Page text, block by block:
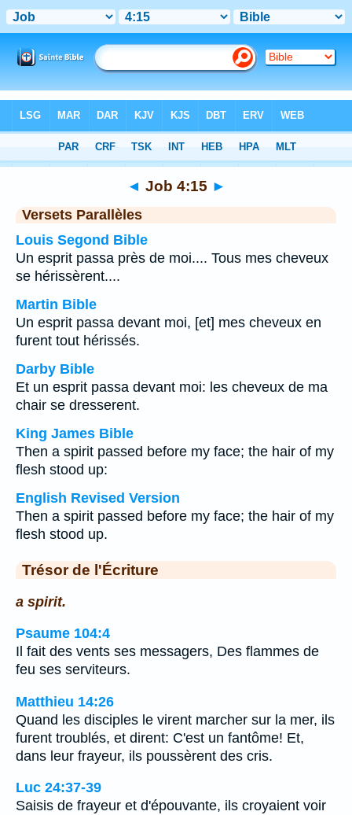
Chapitre 4 > Verset 15
◄ Job 4:15 ►
Versets Parallèles
Louis Segond Bible
Un esprit passa près de moi.... Tous mes cheveux
se hérissèrent....
Martin Bible
Un esprit passa devant moi, [et] mes cheveux en
furent tout hérissés.
Darby Bible
Et un esprit passa devant moi: les cheveux de ma
chair se dresserent.
King James Bible
Then a spirit passed before my face; the hair of my
flesh stood up:
English Revised Version
Then a spirit passed before my face; the hair of my
flesh stood up.
Trésor de l'Écriture
a spirit.
Psaume 104:4
Il fait des vents ses messagers, Des flammes de
feu ses serviteurs.
Matthieu 14:26
Quand les disciples le virent marcher sur la mer, ils
furent troublés, et dirent: C'est un fantôme! Et,
dans leur frayeur, ils poussèrent des cris.
Luc 24:37-39
Saisis de frayeur et d'épouvante, ils croyaient voir